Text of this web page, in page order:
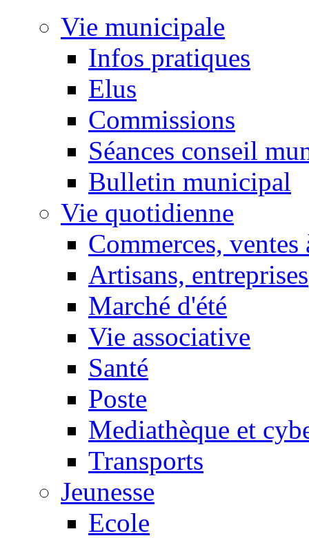
Vie municipale
Infos pratiques
Elus
Commissions
Séances conseil
Bulletin municipal
Vie quotidienne
Commerces, ventes
Artisans, entreprises
Marché d'été
Vie associative
Santé
Poste
Mediathèque et
Transports
Jeunesse
Ecole